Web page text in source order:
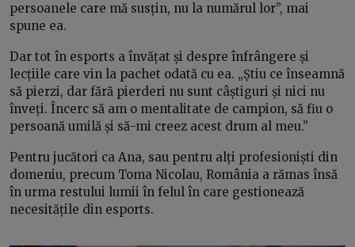
persoanele care mă susțin, nu la numărul lor”, mai
spune ea.
Dar tot în esports a învățat și despre înfrângere și
lecțiile care vin la pachet odată cu ea. „Știu ce înseamnă
să pierzi, dar fără pierderi nu sunt câștiguri și nici nu
înveți. Încerc să am o mentalitate de campion, să fiu o
persoană umilă și să-mi creez acest drum al meu.”
Pentru jucători ca Ana, sau pentru alți profesioniști din
domeniu, precum Toma Nicolau, România a rămas însă
în urma restului lumii în felul în care gestionează
necesitățile din esports.